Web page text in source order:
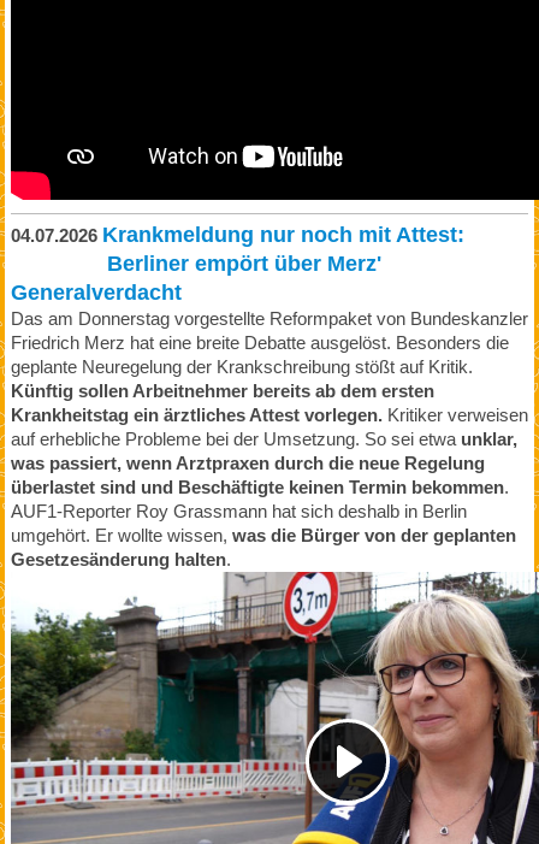
04.07.2026 Krankmeldung nur noch mit Attest:
Berliner empört über Merz'
Generalverdacht
Das am Donnerstag vorgestellte Reformpaket von Bundeskanzler
Friedrich Merz hat eine breite Debatte ausgelöst. Besonders die
geplante Neuregelung der Krankschreibung stößt auf Kritik.
Künftig sollen Arbeitnehmer bereits ab dem ersten
Krankheitstag ein ärztliches Attest vorlegen.Kritiker verweisen
auf erhebliche Probleme bei der Umsetzung. So sei etwa unklar,
was passiert, wenn Arztpraxen durch die neue Regelung
überlastet sind und Beschäftigte keinen Termin bekommen.
AUF1-Reporter Roy Grassmann hat sich deshalb in Berlin
umgehört. Er wollte wissen, was die Bürger von der geplanten
Gesetzesänderung halten.